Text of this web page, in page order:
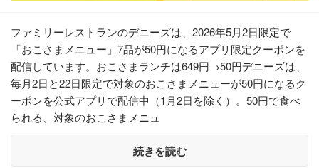
ファミリーレストランのデニーズは、2026年5月2日限定で
「おこさまメニュー」7品が50円になるアプリ限定クーポンを
配信しています。おこさまランチは649円→50円デニーズは、
毎月2日と22日限定で対象のおこさまメニューが50円になるク
ーポンを公式アプリで配信中（1月2日を除く）。50円で食べ
られる、対象のおこさまメニュ
続きを読む